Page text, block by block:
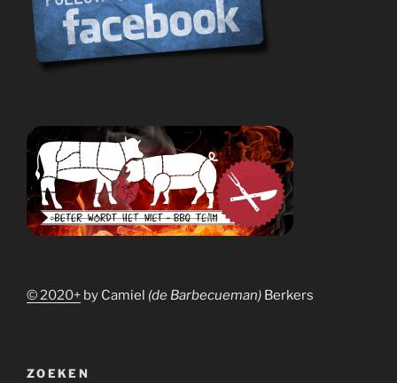
© 2020+ by Camiel (de Barbecueman) Berkers
ZOEKEN